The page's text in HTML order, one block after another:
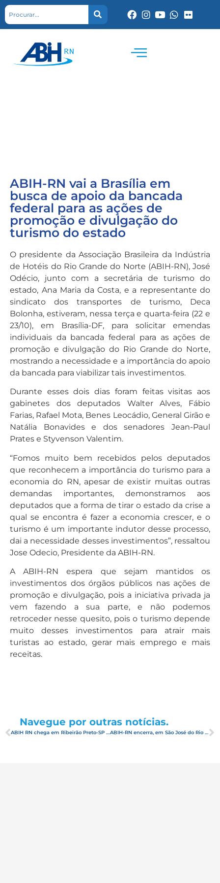
ABIH-RN vai a Brasília em
busca de apoio da bancada
federal para as ações de
promoção e divulgação do
turismo do estado
O presidente da Associação Brasileira da Indústria
de Hotéis do Rio Grande do Norte (ABIH-RN), José
Odécio, junto com a secretária de turismo do
estado, Ana Maria da Costa, e a representante do
sindicato dos transportes de turismo, Deca
Bolonha, estiveram, nessa terça e quarta-feira (22 e
23/10), em Brasília-DF, para solicitar emendas
individuais da bancada federal para as ações de
promoção e divulgação do Rio Grande do Norte,
mostrando a necessidade e a importância do apoio
da bancada para viabilizar tais investimentos.
Durante esses dois dias foram feitas visitas aos
gabinetes dos deputados Walter Alves, Fábio
Farias, Rafael Mota, Benes Leocádio, General Girão e
Natália Bonavides e dos senadores Jean-Paul
Prates e Styvenson Valentim.
“Fomos muito bem recebidos pelos deputados
que reconhecem a importância do turismo para a
economia do RN, apesar de existir muitas outras
demandas importantes, demonstramos aos
deputados que a forma de tirar o estado da crise a
qual se encontra é fazer a economia crescer, e o
turismo é um importante indutor desse processo,
dai a necessidade desses investimentos”, ressaltou
Jose Odecio, Presidente da ABIH-RN.
A ABIH-RN espera que sejam mantidos os
investimentos dos órgãos públicos nas ações de
promoção e divulgação, pois a iniciativa privada ja
vem fazendo a sua parte, e não podemos
retroceder nesse quesito, pois o turismo depende
muito desses investimentos para atrair mais
turistas ao estado, gerar mais emprego e mais
receitas.
Navegue por outras notícias.
ABIH RN chega em Ribeirão Preto-SP com a Blitz e rodada de negócios da campanha ‘Tudo Começa Azul’ ABIH-RN encerra, em São José do Rio Preto, a terceira semana de capacitações e blitz da Campanha Tudo Começa Azul